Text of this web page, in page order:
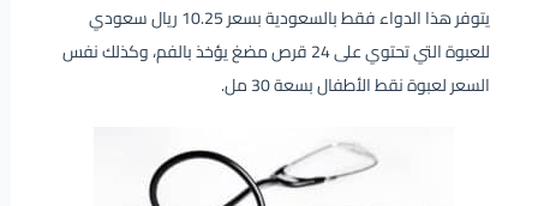
يتوفر هذا الدواء فقط بالسعودية بسعر 10.25 ريال سعودي
للعبوة التي تحتوي على 24 قرص مضغ يؤخذ بالفم، وكذلك نفس
السعر لعبوة نقط الأطفال بسعة 30 مل.